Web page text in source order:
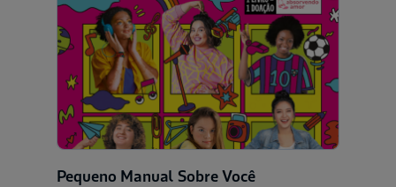
Pequeno Manual Sobre Você